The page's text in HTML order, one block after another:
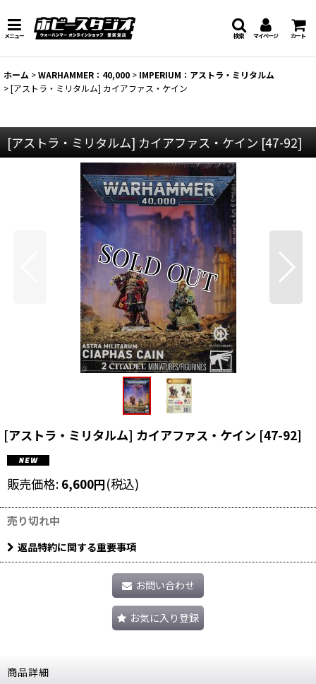
メニュー マイページ カート
検索
ホーム >WARHAMMER：40,000 > IMPERIUM：アストラ・ミリタルム
>[アストラ・ミリタルム] カイアファス・ケイン
[アストラ・ミリタルム] カイアファス・ケイン [47-92]
[アストラ・ミリタルム] カイアファス・ケイン [47-92]
販売価格: 6,600円(税込)
売り切れ中
返品特約に関する重要事項
お問い合わせ
お気に入り登録
商品詳細